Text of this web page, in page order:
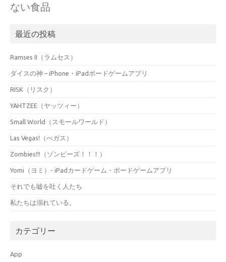
ない食品
最近の投稿
Ramses II（ラムセス）
ダイスの神 – iPhone・iPadボードゲームアプリ
RISK（リスク）
YAHTZEE（ヤッツィー）
Small World（スモールワールド）
Las Vegas!（べガス）
Zombies!!!（ゾンビーズ！！！）
Yomi（ヨミ）- iPadカードゲーム・ボードゲームアプリ
それでも嘘を吐く人たち
私たちは溺れている。
カテゴリー
App